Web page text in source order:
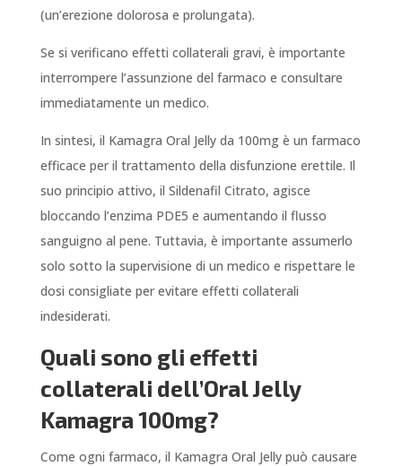
(un’erezione dolorosa e prolungata).
Se si verificano effetti collaterali gravi, è importante
interrompere l’assunzione del farmaco e consultare
immediatamente un medico.
In sintesi, il Kamagra Oral Jelly da 100mg è un farmaco
efficace per il trattamento della disfunzione erettile. Il
suo principio attivo, il Sildenafil Citrato, agisce
bloccando l’enzima PDE5 e aumentando il flusso
sanguigno al pene. Tuttavia, è importante assumerlo
solo sotto la supervisione di un medico e rispettare le
dosi consigliate per evitare effetti collaterali
indesiderati.
Quali sono gli effetti
collaterali dell’Oral Jelly
Kamagra 100mg?
Come ogni farmaco, il Kamagra Oral Jelly può causare